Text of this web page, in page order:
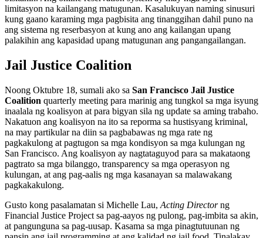
limitasyon na kailangang matugunan. Kasalukuyan naming sinusuri
kung gaano karaming mga pagbisita ang tinanggihan dahil puno na
ang sistema ng reserbasyon at kung ano ang kailangan upang
palakihin ang kapasidad upang matugunan ang pangangailangan.
Jail Justice Coalition
Noong Oktubre 18, sumali ako sa San Francisco Jail Justice
Coalition quarterly meeting para marinig ang tungkol sa mga isyung
inaalala ng koalisyon at para bigyan sila ng update sa aming trabaho.
Nakatuon ang koalisyon na ito sa reporma sa hustisyang kriminal,
na may partikular na diin sa pagbabawas ng mga rate ng
pagkakulong at pagtugon sa mga kondisyon sa mga kulungan ng
San Francisco. Ang koalisyon ay nagtataguyod para sa makataong
pagtrato sa mga bilanggo, transparency sa mga operasyon ng
kulungan, at ang pag-aalis ng mga kasanayan sa malawakang
pagkakakulong.
Gusto kong pasalamatan si Michelle Lau, Acting Directorng
Financial Justice Project sa pag-aayos ng pulong, pag-imbita sa akin,
at pangunguna sa pag-uusap. Kasama sa mga pinagtutuunan ng